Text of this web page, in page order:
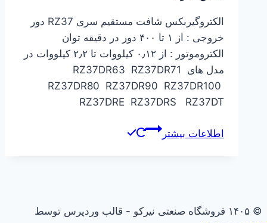
الکتروگیربکس شافت مستقیم سری RZ37 دور
خروجی : از ۱ تا ۴۰۰ دور در دقیقه توان
الکتروموتور : از ۰٫۱۲ کیلووات تا ۲٫۲ کیلووات در
مدل های RZ37DR63 RZ37DR71
RZ37DR80 RZ37DR90 RZ37DR100
RZ37DRE RZ37DRS RZ37DT
اطلاعات بیشتر
© ۱۴۰۵ فروشگاه صنعتی نیرکو - قالب وردپرس توسط